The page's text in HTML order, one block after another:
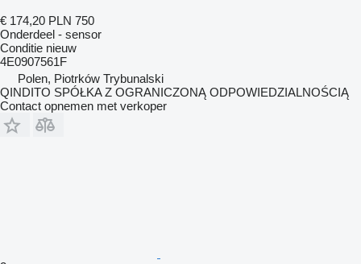
€ 174,20 PLN 750
Onderdeel - sensor
Conditie nieuw
4E0907561F
Polen, Piotrków Trybunalski
QINDITO SPÓŁKA Z OGRANICZONĄ ODPOWIEDZIALNOŚCIĄ
Contact opnemen met verkoper